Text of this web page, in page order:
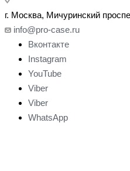
г. Москва, Мичуринский
info@pro-case.ru
Вконтакте
Instagram
YouTube
Viber
Viber
WhatsApp